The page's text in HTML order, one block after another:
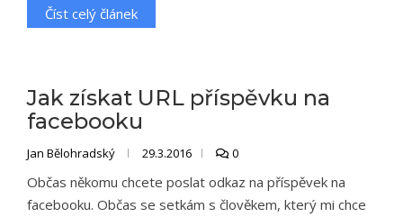
Číst celý článek
Jak získat URL příspěvku na
facebooku
Jan Bělohradský 29.3.2016 0
Občas někomu chcete poslat odkaz na příspěvek na
facebooku. Občas se setkám s člověkem, který mi chce